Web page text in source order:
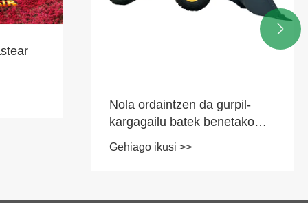
Baserriko traktoreen akats
diagnostikoa eta aurre egiteko
